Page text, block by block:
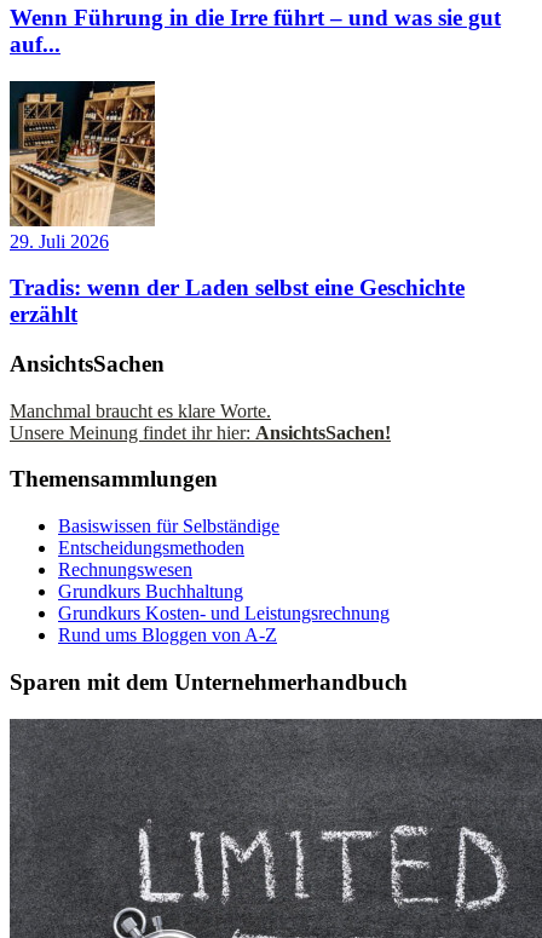
Wenn Führung in die Irre führt – und was sie gut
auf...
29. Juli 2026
Tradis: wenn der Laden selbst eine Geschichte
erzählt
AnsichtsSachen
Manchmal braucht es klare Worte.
Unsere Meinung findet ihr hier: AnsichtsSachen!
Themensammlungen
Basiswissen für Selbständige
Entscheidungsmethoden
Rechnungswesen
Grundkurs Buchhaltung
Grundkurs Kosten- und Leistungsrechnung
Rund ums Bloggen von A-Z
Sparen mit dem Unternehmerhandbuch